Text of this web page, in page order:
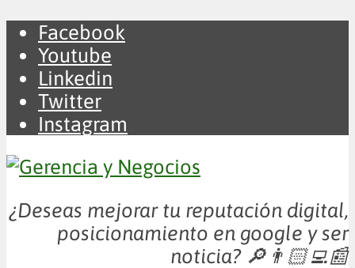
Facebook
Youtube
Linkedin
Twitter
Instagram
¿Deseas mejorar tu reputación digital,
posicionamiento en google y ser
noticia? 🔎👨🏻‍💻📰